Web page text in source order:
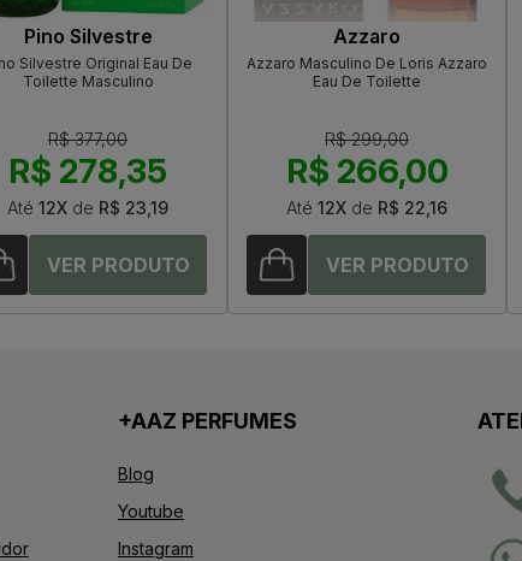
Pino Silvestre
Silvestre Original Eau De
Toilette Masculino
R$ 377,00
R$ 278,35
Até 12X de R$ 23,19
Azzaro
Azzaro Masculino De Loris Azzaro
Eau De Toilette
R$ 299,00
R$ 266,00
Até 12X de R$ 22,16
+AAZ PERFUMES
Blog
Youtube
Instagram